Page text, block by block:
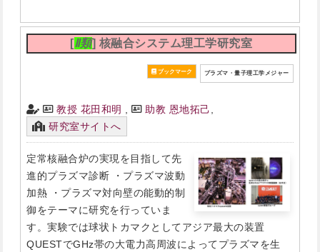
[Ⅱ類] 核融合システム理工学研究室
プラズマ・量子理工学メジャー
教授 花田和明 , 助教 恩地拓己
研究室サイトへ
定常核融合炉の実現を目指して先
進的プラズマ診断 ・プラズマ波動
加熱 ・プラズマ対向壁の能動的制
御をテーマに研究を行っていま
す。実験では球状トカマクとしてアジア最大の装置
QUESTでGHz帯の大電力高周波によってプラズマを生